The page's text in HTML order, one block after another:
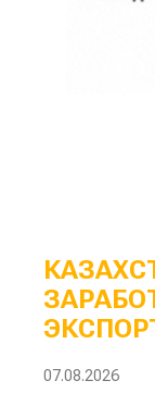
07.08.2026